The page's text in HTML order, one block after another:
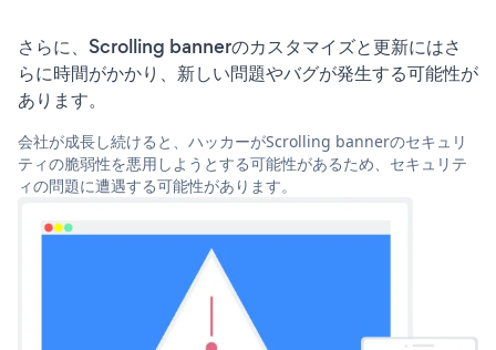
さらに、Scrolling bannerのカスタマイズと更新にはさ
らに時間がかかり、新しい問題やバグが発生する可能性が
あります。
会社が成長し続けると、ハッカーがScrolling bannerのセキュリ
ティの脆弱性を悪用しようとする可能性があるため、セキュリテ
ィの問題に遭遇する可能性があります。